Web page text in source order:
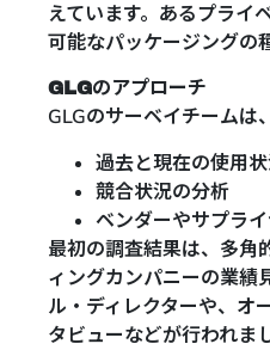
えています。あるプライ
可能なパッケージングの
GLGのアプローチ
GLGのサーベイチームは
過去と現在の使用
競合状況の分析
ベンダーやサプラ
最初の調査結果は、多角
ィングカンパニーの業績
ル・ディレクターや、オ
タビューなどが行われま